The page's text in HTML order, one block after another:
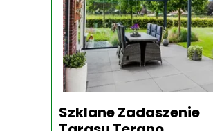
Szklane Zadaszenie